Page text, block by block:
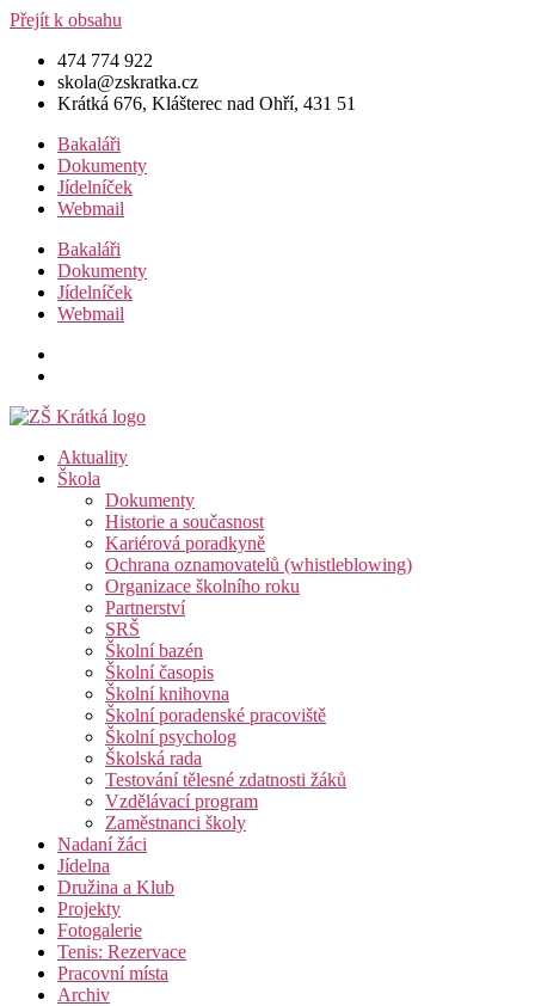
Přejít k obsahu
474 774 922
skola@zskratka.cz
Krátká 676, Klášterec nad Ohří, 431 51
Bakaláři
Dokumenty
Jídelníček
Webmail
Bakaláři
Dokumenty
Jídelníček
Webmail
Aktuality
Škola
Dokumenty
Historie a současnost
Kariérová poradkyně
Ochrana oznamovatelů (whistleblowing)
Organizace školního roku
Partnerství
SRŠ
Školní bazén
Školní časopis
Školní knihovna
Školní poradenské pracoviště
Školní psycholog
Školská rada
Testování tělesné zdatnosti žáků
Vzdělávací program
Zaměstnanci školy
Nadaní žáci
Jídelna
Družina a Klub
Projekty
Fotogalerie
Tenis: Rezervace
Pracovní místa
Archiv